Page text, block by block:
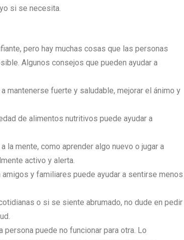
si se necesita.
pero hay muchas cosas que las personas
Algunos consejos que pueden ayudar a
mantenerse fuerte y saludable, mejorar el ánimo y
de alimentos nutritivos puede ayudar a
la mente, como aprender algo nuevo o jugar a
activo y alerta.
y familiares puede ayudar a sentirse menos
o si se siente abrumado, no dude en pedir
puede no funcionar para otra. Lo